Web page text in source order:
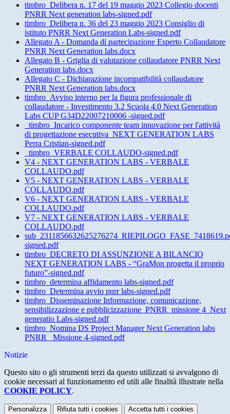
timbro_Delibera n. 17 del 19 maggio 2023 Collegio docenti
PNRR Next generation labs-signed.pdf
timbro_Delibera n. 36 del 23 maggio 2023 Consiglio di
istituto PNRR Next Generation Labs-signed.pdf
Allegato A - Domanda di partecipazione Esperto Collaudatore
PNRR Next Generation labs.docx
Allegato B - Griglia di valutazione collaudatore PNRR Next
Generation labs.docx
Allegato C - Dichiarazione incompatibilità collaudatore
PNRR Next Generation labs.docx
timbro_Avviso interno per la figura professionale di
collaudatore - Investimento 3.2 Scuola 4.0 Next Generation
Labs CUP G34D22007210006 -signed.pdf
_timbro_Incarico componente team innovazione per l'attività
di progettazione esecutiva_NEXT GENERATION LABS
Perra Cristian-signed.pdf
_timbro_VERBALE COLLAUDO-signed.pdf
V4 - NEXT GENERATION LABS - VERBALE
COLLAUDO.pdf
V5 - NEXT GENERATION LABS - VERBALE
COLLAUDO.pdf
V6 - NEXT GENERATION LABS - VERBALE
COLLAUDO.pdf
V7 - NEXT GENERATION LABS - VERBALE
COLLAUDO.pdf
signed.pdf
timbro_DECRETO DI ASSUNZIONE A BILANCIO
NEXT GENERATION LABS - “GraMon progetta il proprio
futuro”-signed.pdf
timbro_determina affidamento labs-signed.pdf
timbro_Determina avvio pnrr labs-signed.pdf
timbro_Disseminazione Informazione, comunicazione,
sensibilizzazione e pubblicizzazione_PNRR_missione 4_Next
generatio Labs-signed.pdf
timbro_Nomina DS Project Manager Next Generation labs
PNRR_ Missione 4-signed.pdf
Notizie
Questo sito o gli strumenti terzi da questo utilizzati si avvalgono di
cookie necessari al funzionamento ed utili alle finalità illustrate nella
COOKIE POLICY.
Personalizza Rifiuta tutti i cookies Accetta tutti i cookies